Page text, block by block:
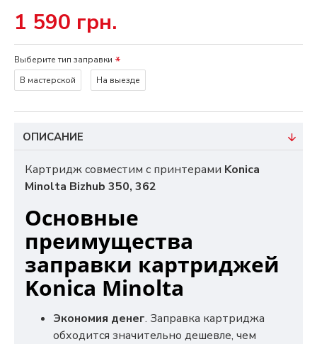
1 590 грн.
Выберите тип заправки
В мастерской
На выезде
ОПИСАНИЕ
Картридж совместим с принтерами Konica
Minolta Bizhub 350, 362
Основные
преимущества
заправки картриджей
Konica Minolta
Экономия денег. Заправка картриджа
обходится значительно дешевле, чем